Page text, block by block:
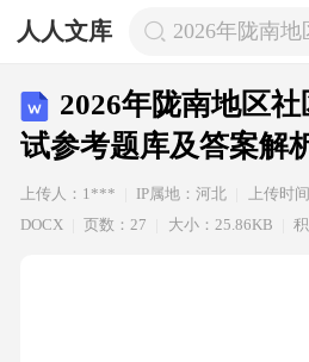
人人文库 2026年陇南
2026年陇南地区
试参考题库及答案解
上传人：1*** IP属地：河北 上传时
DOCX
页数：27 大小：25.86KB